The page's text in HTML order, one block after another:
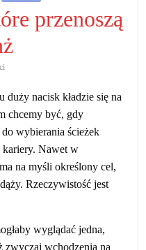
przenoszą
nacisk kładzie się na
chcemy być, gdy
wybierania ścieżek
kariery. Nawet w
na myśli określony cel,
Rzeczywistość jest
wyglądać jedna,
zwyczaj wchodzenia na